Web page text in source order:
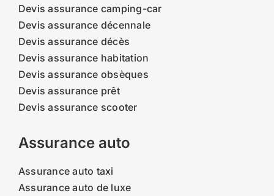
Devis assurance camping-car
Devis assurance décennale
Devis assurance décès
Devis assurance habitation
Devis assurance obsèques
Devis assurance prêt
Devis assurance scooter
Assurance auto
Assurance auto taxi
Assurance auto de luxe